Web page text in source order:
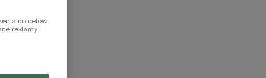
do celów
reklamy i